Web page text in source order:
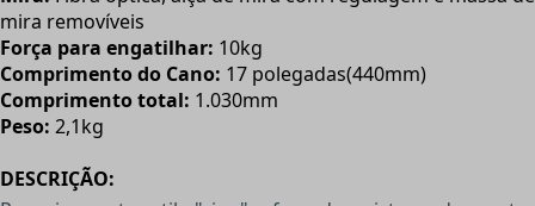
mira removíveis
Força para engatilhar: 10kg
Comprimento do Cano: 17 polegadas(440mm)
Comprimento total: 1.030mm
Peso: 2,1kg
DESCRIÇÃO: